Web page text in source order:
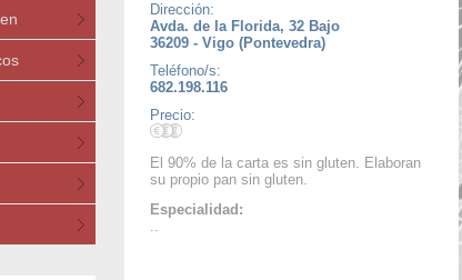
Dirección:
Avda. de la Florida, 32 Bajo
36209 - Vigo (Pontevedra)
Teléfono/s:
682.198.116
Precio:
El 90% de la carta es sin gluten. Elaboran
su propio pan sin gluten.
Especialidad:
..